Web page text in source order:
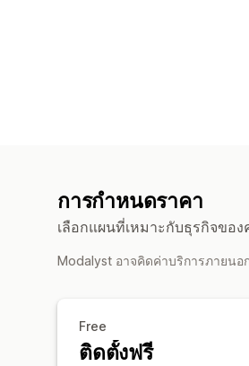
การกำหนดราคา
เลือกแผนที่เหมาะกับธุรกิจขอ
Modalyst อาจคิดค่าบริการภายน
Free
ติดตั้งฟรี